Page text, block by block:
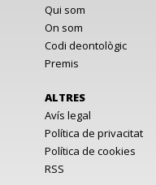
Qui som
On som
Codi deontològic
Premis
ALTRES
Avís legal
Política de privacitat
Política de cookies
RSS